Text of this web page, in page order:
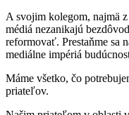
A svojim kolegom, najmä
médiá nezanikajú
reformovať. Prestaňme sa
mediálne impériá
Máme všetko, čo
priateľov.